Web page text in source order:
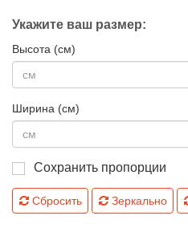
Укажите ваш размер:
Высота (см)
Ширина (см)
Сохранить пропорции
Сбросить Зеркально